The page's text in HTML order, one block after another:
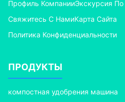
Профиль КомпанииЭкскурсия
Свяжитесь С НамиКарта Сайта
Политика Конфиденциальности
ПРОДУКТЫ
компостная удобрения машина